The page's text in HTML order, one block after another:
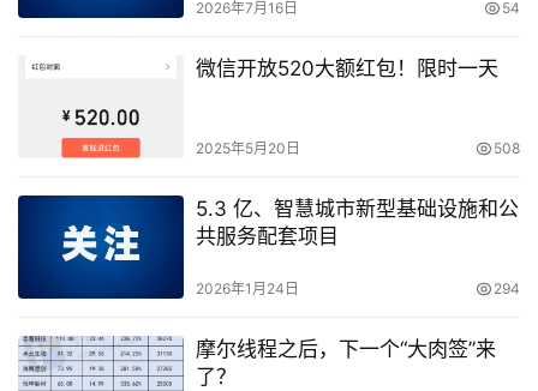
2026年7月16日 54
微信开放520大额红包！限时一天
2025年5月20日 508
5.3 亿、智慧城市新型基础设施和公
共服务配套项目
2026年1月24日 294
摩尔线程之后，下一个“大肉签”来
了？